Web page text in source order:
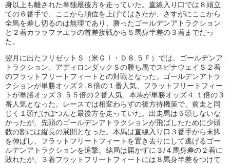
身以上も離された単独最後方を走っていた。直線入り口では８頭立
ての６番手で、ここから順位を上げてはきたが、さすがにここから
全馬を差し切るのは無理であり、勝ったゴールデンアトラクション
と２着カララファエラの首差接戦から５馬身半差の３着までだっ
た。
翌月に出たフリゼットＳ（米ＧⅠ・Ｄ８.５Ｆ）では、ゴールデンア
トラクション、アディロンダックＳの勝ち馬でスピナウェイＳ２着
のフラットフリートフィートとの対戦となった。ゴールデンアトラ
クションが単勝オッズ２.８倍の１番人気、フラットフリートフィー
トが単勝オッズ３.５５倍の２番人気、本馬が単勝オッズ４.１倍の３
番人気となった。レースでは相変わらずの後方待機策で、前走と同
じく１頭だけぽつんと最後方を走っていた。出走馬は５頭しないな
かったが、先頭のゴールデンアトラクションが飛ばしたために少頭
数の割には縦長の展開となった。本馬は直線入り口３番手から末脚
を伸ばし、フラットフリートフィートを置き去りにして逃げるゴー
ルデンアトラクションを追撃。結局は届かずに３/４馬身差の２着に
敗れたが、３着フラットフリートフィートには８馬身半差をつけて